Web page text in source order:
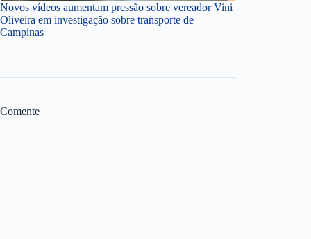
Novos vídeos aumentam pressão sobre vereador Vini
Oliveira em investigação sobre transporte de
Campinas
Comente